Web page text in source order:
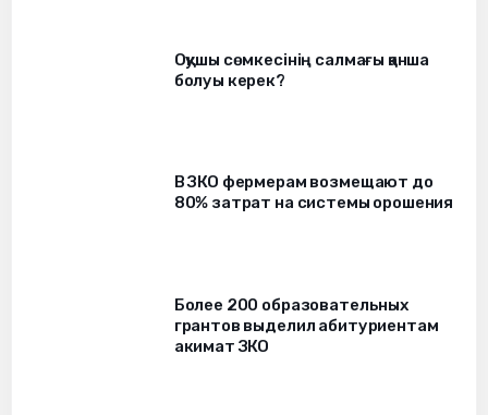
Оқушы сөмкесінің салмағы қанша
болуы керек?
В ЗКО фермерам возмещают до
80% затрат на системы орошения
Более 200 образовательных
грантов выделил абитуриентам
акимат ЗКО